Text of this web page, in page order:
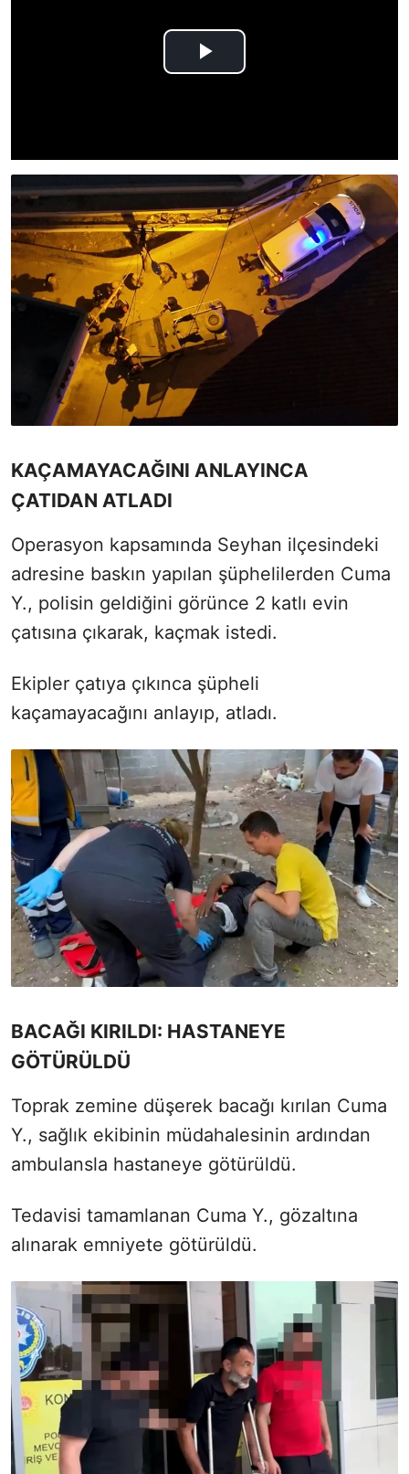
KAÇAMAYACAĞINI ANLAYINCA
ÇATIDAN ATLADI
Operasyon kapsamında Seyhan ilçesindeki
adresine baskın yapılan şüphelilerden Cuma
Y., polisin geldiğini görünce 2 katlı evin
çatısına çıkarak, kaçmak istedi.
Ekipler çatıya çıkınca şüpheli
kaçamayacağını anlayıp, atladı.
BACAĞI KIRILDI: HASTANEYE
GÖTÜRÜLDÜ
Toprak zemine düşerek bacağı kırılan Cuma
Y., sağlık ekibinin müdahalesinin ardından
ambulansla hastaneye götürüldü.
Tedavisi tamamlanan Cuma Y., gözaltına
alınarak emniyete götürüldü.